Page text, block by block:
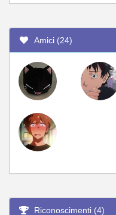
Amici (24)
Riconoscimenti (4)